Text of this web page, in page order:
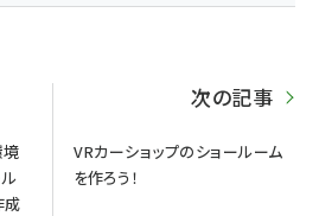
成
次の記事
VRカーショップのショールーム
を作ろう！